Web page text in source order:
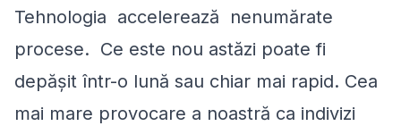
Tehnologia accelerează nenumărate
procese. Ce este nou astăzi poate fi
depăşit într-o lună sau chiar mai rapid. Cea
mai mare provocare a noastră ca indivizi